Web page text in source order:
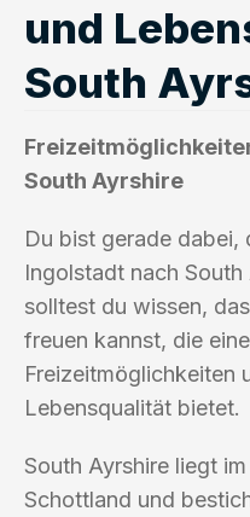
und
South
South Ayrshire
Du bist gerade dabei,
Ingolstadt nach South
solltest du wissen,
freuen kannst, die
Freizeitmöglichkeiten
Lebensqualität bietet.
South Ayrshire liegt
Schottland und